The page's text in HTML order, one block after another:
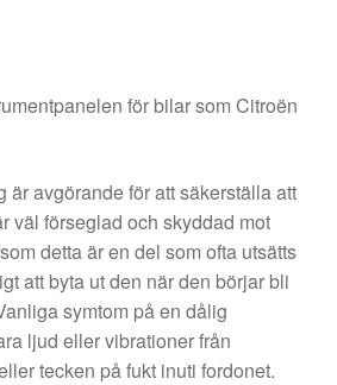
för bilar som Citroën
är avgörande för att säkerställa att
väl förseglad och skyddad mot
detta är en del som ofta utsätts
att byta ut den när den börjar bli
symtom på en dålig
ljud eller vibrationer från
tecken på fukt inuti fordonet.